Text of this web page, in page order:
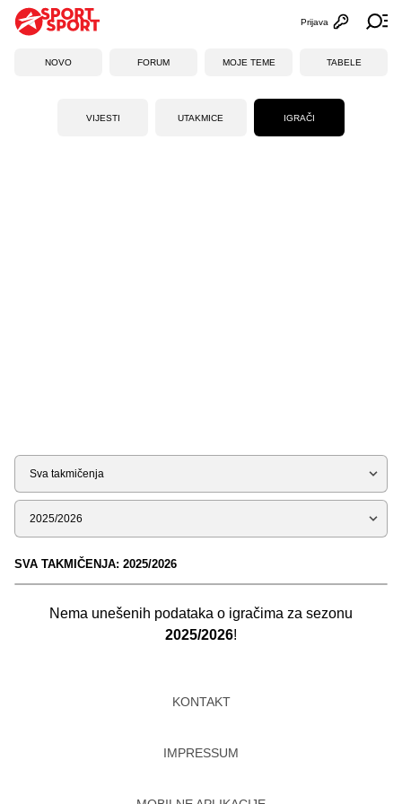
Otvori
Prijava
NOVO FORUM MOJE TEME TABELE
VIJESTI UTAKMICE IGRAČI
Tip
Sezona
SVA TAKMIČENJA: 2025/2026
Nema unešenih podataka o igračima za sezonu
2025/2026!
KONTAKT
IMPRESSUM